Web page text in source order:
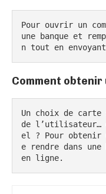
Pour ouvrir un
une banque et
n tout en
Comment
Un choix de
de l’utilisateur…
el ? Pour
e rendre dans une
en ligne.